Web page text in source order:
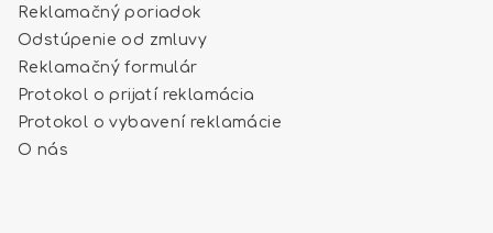
Reklamačný poriadok
Odstúpenie od zmluvy
Reklamačný formulár
Protokol o prijatí reklamácia
Protokol o vybavení reklamácie
O nás